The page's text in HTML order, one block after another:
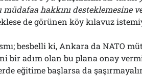
müdafaa hakkını desteklemesine
de görünen köy kılavuz
besbelli ki, Ankara da NATO
bir adım olan bu plana onay
eğitime başlarsa da